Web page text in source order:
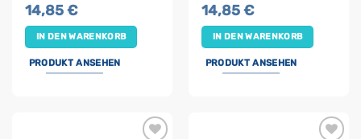
14,85€
IN DEN WARENKORB
PRODUKT ANSEHEN
14,85€
IN DEN WARENKORB
PRODUKT ANSEHEN